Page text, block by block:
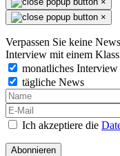
×
Verpassen Sie keine
Interview mit einem
monatliches Interview
tägliche News
Ich akzeptiere die
Abonnieren